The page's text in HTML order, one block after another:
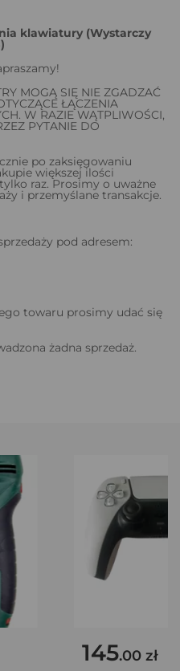
klawiatury (Wystarczy
MOGĄ SIĘ NIE ZGADZAĆ
ŁĄCZENIA
W RAZIE WĄTPLIWOŚCI,
PYTANIE DO
po zaksięgowaniu
większej ilości
raz. Prosimy o uważne
i przemyślane transakcje.
pod adresem:
towaru prosimy udać się
żadna sprzedaż.
145.00 zł